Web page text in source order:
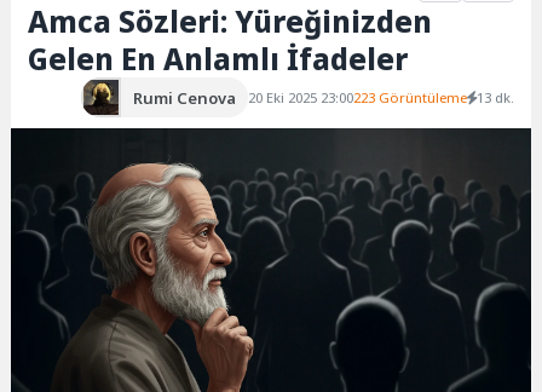
Amca Sözleri: Yüreğinizden
Gelen En Anlamlı İfadeler
Rumi Cenova 20 Eki 2025 23:00223 Görüntüleme 13 dk.